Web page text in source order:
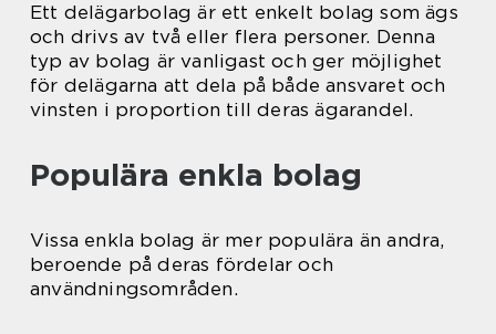
Ett delägarbolag är ett enkelt bolag som ägs
och drivs av två eller flera personer. Denna
typ av bolag är vanligast och ger möjlighet
för delägarna att dela på både ansvaret och
vinsten i proportion till deras ägarandel.
Populära enkla bolag
Vissa enkla bolag är mer populära än andra,
beroende på deras fördelar och
användningsområden.